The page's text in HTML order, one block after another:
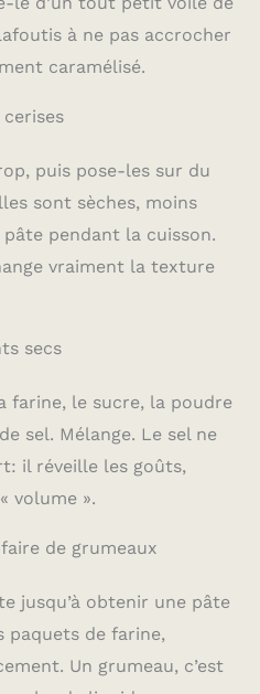
à ne pas accrocher
caramélisé.
puis pose-les sur du
sont sèches, moins
pendant la cuisson.
vraiment la texture
secs
farine, le sucre, la poudre
sel. Mélange. Le sel ne
il réveille les goûts,
volume ».
de grumeaux
jusqu’à obtenir une pâte
paquets de farine,
Un grumeau, c’est